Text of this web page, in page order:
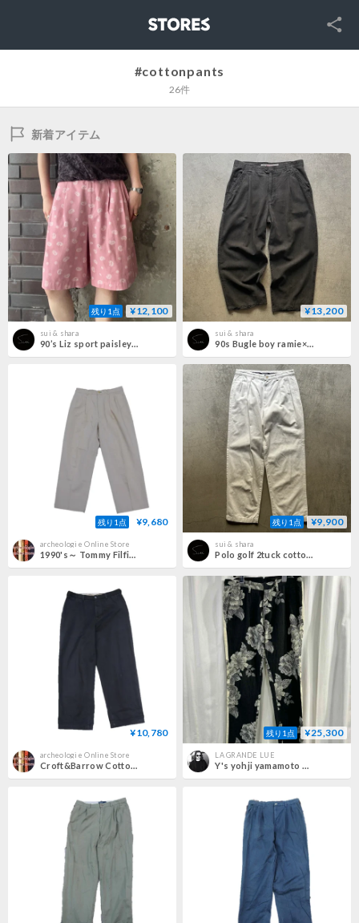
SNS
#cottonpants
26件
新着アイテム
残り1点 ¥12,100
sui & shara
90’s Liz sport paisley cotton shorts
¥13,200
sui & shara
90s Bugle boy ramie×cotton wide pants
残り1点 ¥9,680
archeologie Online Store
1990's～ Tommy Filfiger Cotton Tuck Pants
残り1点 ¥9,900
sui & shara
Polo golf 2tuck cotton pants
¥10,780
archeologie Online Store
Croft&Barrow Cotton Chino Pants
残り1点 ¥25,300
LA GRANDE LUE
Y's yohji yamamoto フラワー柄コットンパンツ（YF-P14-010）